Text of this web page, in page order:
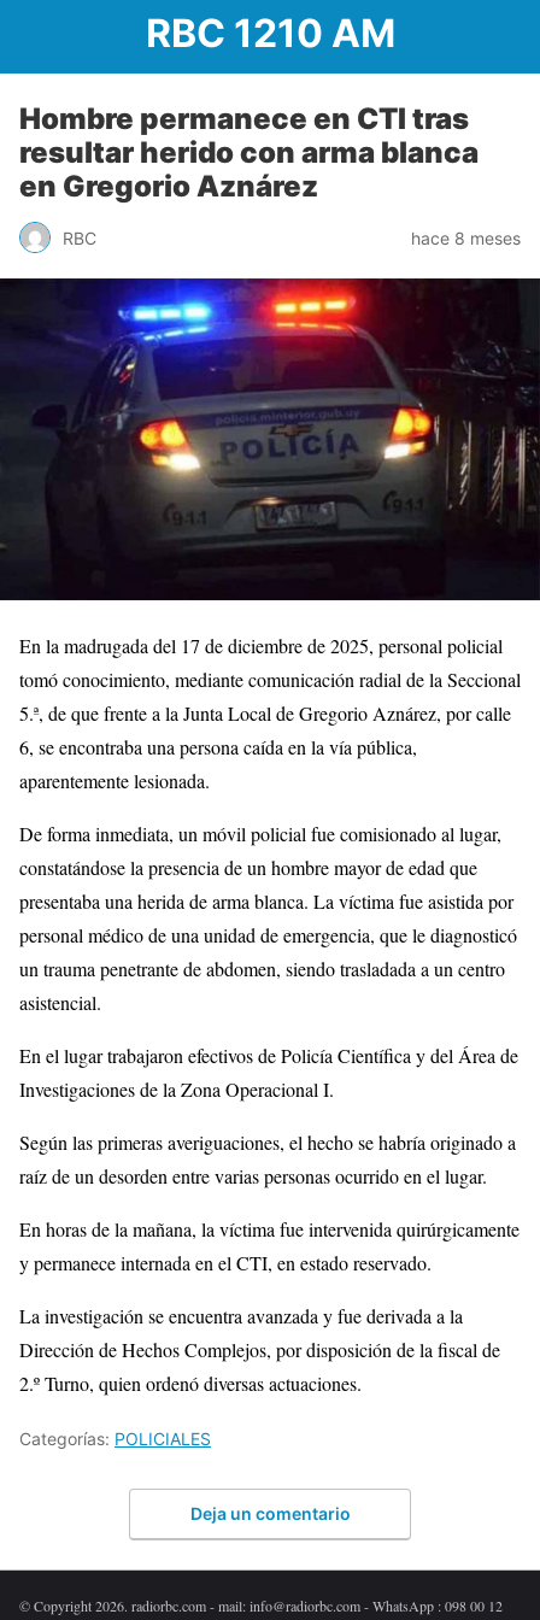
RBC 1210 AM
Hombre permanece en CTI tras
resultar herido con arma blanca
en Gregorio Aznárez
RBC hace 8 meses
En la madrugada del 17 de diciembre de 2025, personal policial
tomó conocimiento, mediante comunicación radial de la Seccional
5.ª, de que frente a la Junta Local de Gregorio Aznárez, por calle
6, se encontraba una persona caída en la vía pública,
aparentemente lesionada.
De forma inmediata, un móvil policial fue comisionado al lugar,
constatándose la presencia de un hombre mayor de edad que
presentaba una herida de arma blanca. La víctima fue asistida por
personal médico de una unidad de emergencia, que le diagnosticó
un trauma penetrante de abdomen, siendo trasladada a un centro
asistencial.
En el lugar trabajaron efectivos de Policía Científica y del Área de
Investigaciones de la Zona Operacional I.
Según las primeras averiguaciones, el hecho se habría originado a
raíz de un desorden entre varias personas ocurrido en el lugar.
En horas de la mañana, la víctima fue intervenida quirúrgicamente
y permanece internada en el CTI, en estado reservado.
La investigación se encuentra avanzada y fue derivada a la
Dirección de Hechos Complejos, por disposición de la fiscal de
2.º Turno, quien ordenó diversas actuaciones.
Categorías: POLICIALES
Deja un comentario
© Copyright 2026. radiorbc.com - mail: info@radiorbc.com - WhatsApp : 098 00 12